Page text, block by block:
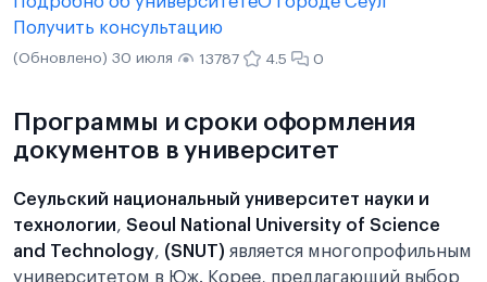
Получить консультацию
(Обновлено) 30 июля 13787 4.5 0
Программы и сроки оформления
документов в университет
Сеульский национальный университет науки и
технологии, Seoul National University of Science
and Technology, (SNUT) является многопрофильным
университетом в Юж. Корее, предлагающий выбор